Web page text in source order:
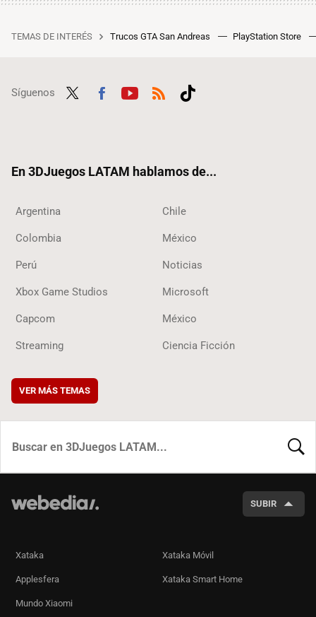
TEMAS DE INTERÉS Trucos GTA San Andreas PlayStation Store
Síguenos
En 3DJuegos LATAM hablamos de...
Argentina Chile
Colombia México
Perú Noticias
Xbox Game Studios Microsoft
Capcom México
Streaming Ciencia Ficción
VER MÁS TEMAS
SUBIR
Xataka Xataka Móvil
Applesfera Xataka Smart Home
Mundo Xiaomi